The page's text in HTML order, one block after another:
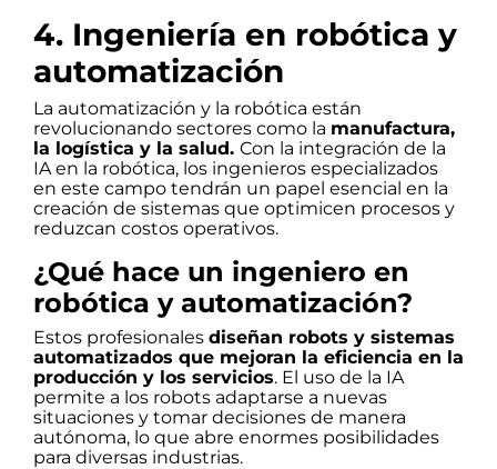
4. Ingeniería en robótica y
automatización
La automatización y la robótica están
revolucionando sectores como la manufactura,
la logística y la salud. Con la integración de la
IA en la robótica, los ingenieros especializados
en este campo tendrán un papel esencial en la
creación de sistemas que optimicen procesos y
reduzcan costos operativos.
¿Qué hace un ingeniero en
robótica y automatización?
Estos profesionales diseñan robots y sistemas
automatizados que mejoran la eficiencia en la
producción y los servicios. El uso de la IA
permite a los robots adaptarse a nuevas
situaciones y tomar decisiones de manera
autónoma, lo que abre enormes posibilidades
para diversas industrias.